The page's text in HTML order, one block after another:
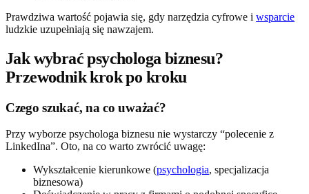
Prawdziwa wartość pojawia się, gdy narzędzia cyfrowe i wsparcie
ludzkie uzupełniają się nawzajem.
Jak wybrać psychologa biznesu?
Przewodnik krok po kroku
Czego szukać, na co uważać?
Przy wyborze psychologa biznesu nie wystarczy “polecenie z
LinkedIna”. Oto, na co warto zwrócić uwagę:
Wykształcenie kierunkowe (psychologia, specjalizacja
biznesowa)